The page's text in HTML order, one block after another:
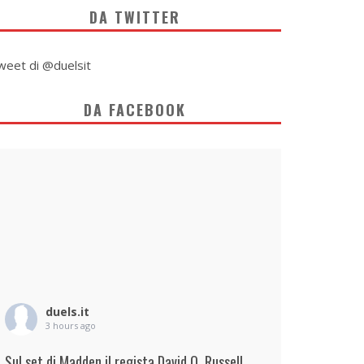
DA TWITTER
di @duelsit
DA FACEBOOK
duels.it
3 hours ago